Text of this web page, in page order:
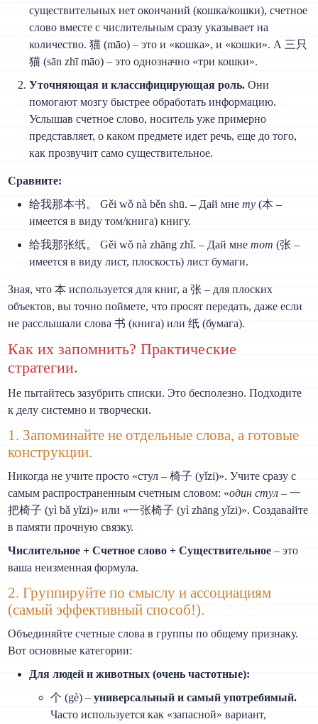
существительных нет окончаний (кошка/кошки), счетное
слово вместе с числительным сразу указывает на
количество. 猫 (māo) – это и «кошка», и «кошки». А 三只
猫 (sān zhī māo) – это однозначно «три кошки».
Уточняющая и классифицирующая роль. Они
помогают мозгу быстрее обработать информацию.
Услышав счетное слово, носитель уже примерно
представляет, о каком предмете идет речь, еще до того,
как прозвучит само существительное.
Сравните:
给我那本书。 Gěi wǒ nà běn shū. – Дай мнету (本 –
имеется в виду том/книга) книгу.
给我那张纸。 Gěi wǒ nà zhāng zhǐ. – Дай мнетот (张 –
имеется в виду лист, плоскость) лист бумаги.
Зная, что 本 используется для книг, а 张 – для плоских
объектов, вы точно поймете, что просят передать, даже если
не расслышали слова 书 (книга) или 纸 (бумага).
Как их запомнить? Практические
стратегии.
Не пытайтесь зазубрить списки. Это бесполезно. Подходите
к делу системно и творчески.
1. Запоминайте не отдельные слова, а готовые
конструкции.
Никогда не учите просто «стул – 椅子 (yǐzi)». Учите сразу с
самым распространенным счетным словом: «один стул – 一
把椅子 (yì bǎ yǐzi)» или «一张椅子 (yì zhāng yǐzi)». Создавайте
в памяти прочную связку.
Числительное + Счетное слово + Существительное – это
ваша неизменная формула.
2. Группируйте по смыслу и ассоциациям
(самый эффективный способ!).
Объединяйте счетные слова в группы по общему признаку.
Вот основные категории:
Для людей и животных (очень частотные):
个 (gè) –универсальный и самый употребимый.
Часто используется как «запасной» вариант,